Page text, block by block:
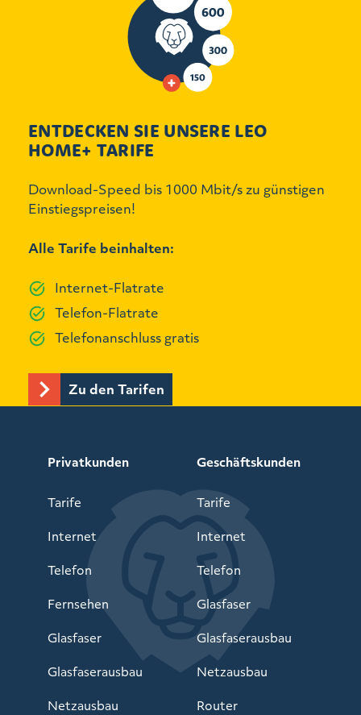
ENTDECKEN SIE UNSERE LEO
HOME+ TARIFE
Download-Speed bis 1000 Mbit/s zu günstigen
Einstiegspreisen!
Alle Tarife beinhalten:
Internet-Flatrate
Telefon-Flatrate
Telefonanschluss gratis
Zu den Tarifen
Privatkunden
Tarife
Internet
Telefon
Fernsehen
Glasfaser
Glasfaserausbau
Netzausbau
Geschäftskunden
Tarife
Internet
Telefon
Glasfaser
Glasfaserausbau
Netzausbau
Router